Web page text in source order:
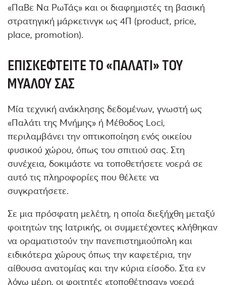
«ΠαΒε Να ΡωΤάς» και οι διαφημιστές τη βασική
στρατηγική μάρκετινγκ ως 4Π (product, price,
place, promotion).
ΕΠΙΣΚΕΦΤΕΊΤΕ ΤΟ «ΠΑΛΆΤΙ» ΤΟΥ
ΜΥΑΛΟΎ ΣΑΣ
Μία τεχνική ανάκλησης δεδομένων, γνωστή ως
«Παλάτι της Μνήμης» ή Μέθοδος Loci,
περιλαμβάνει την οπτικοποίηση ενός οικείου
φυσικού χώρου, όπως του σπιτιού σας. Στη
συνέχεια, δοκιμάστε να τοποθετήσετε νοερά σε
αυτό τις πληροφορίες που θέλετε να
συγκρατήσετε.
Σε μια πρόσφατη μελέτη, η οποία διεξήχθη μεταξύ
φοιτητών της Ιατρικής, οι συμμετέχοντες κλήθηκαν
να οραματιστούν την πανεπιστημιούπολη και
ειδικότερα χώρους όπως την καφετέρια, την
αίθουσα ανατομίας και την κύρια είσοδο. Στα εν
λόγω μέρη, οι φοιτητές «τοποθέτησαν» νοερά